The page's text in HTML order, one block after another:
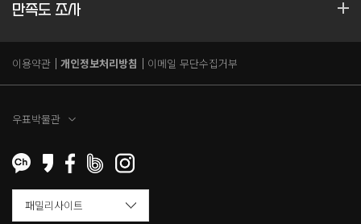
만족도 조사
이용약관 개인정보처리방침 이메일 무단수집거부
우표박물관